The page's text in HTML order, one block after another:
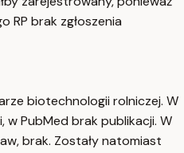
RP brak zgłoszenia
biotechnologii rolniczej. W
w PubMed brak publikacji. W
brak. Zostały natomiast